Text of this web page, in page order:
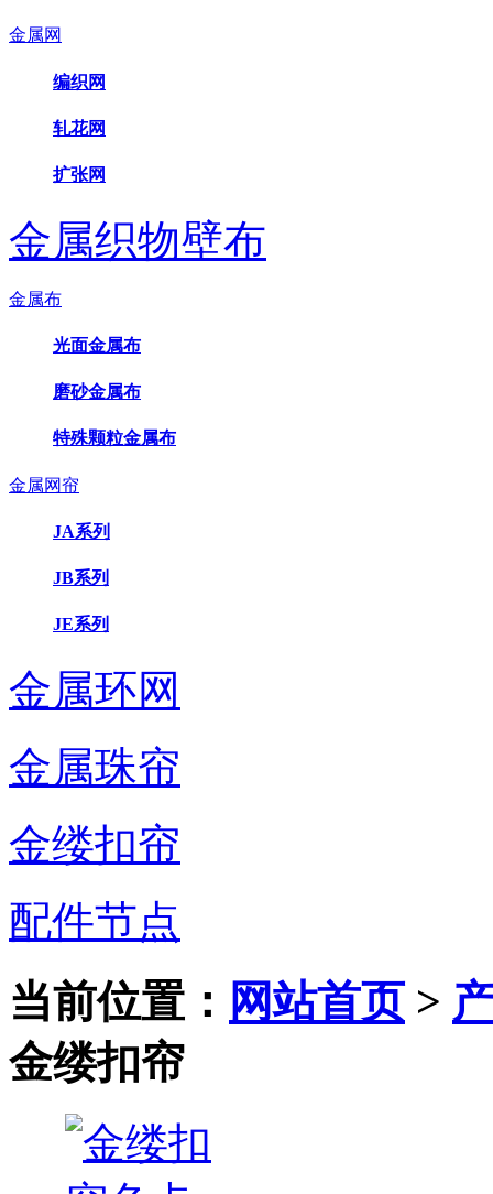
金属网
编织网
轧花网
扩张网
金属织物壁布
金属布
光面金属布
磨砂金属布
特殊颗粒金属布
金属网帘
JA系列
JB系列
JE系列
金属环网
金属珠帘
金缕扣帘
配件节点
当前位置： 网站首页>
金缕扣帘